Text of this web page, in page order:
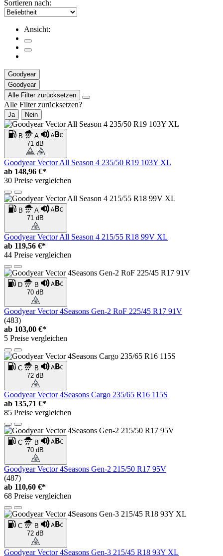
Sortieren nach:
Ansicht:
Goodyear
Goodyear
Alle Filter zurücksetzen
Alle Filter zurücksetzen?
Ja Nein
B
A
71 dB
Goodyear Vector All Season 4 235/50 R19 103Y XL
ab 148,96 €*
30 Preise vergleichen
B
A
71 dB
Goodyear Vector All Season 4 215/55 R18 99V XL
ab 119,56 €*
44 Preise vergleichen
D
B
70 dB
Goodyear Vector 4Seasons Gen-2 RoF 225/45 R17 91V
(483)
ab 103,00 €*
5 Preise vergleichen
C
B
72 dB
Goodyear Vector 4Seasons Cargo 235/65 R16 115S
ab 135,71 €*
85 Preise vergleichen
C
B
70 dB
Goodyear Vector 4Seasons Gen-2 215/50 R17 95V
(487)
ab 110,60 €*
68 Preise vergleichen
C
B
72 dB
Goodyear Vector 4Seasons Gen-3 215/45 R18 93Y XL